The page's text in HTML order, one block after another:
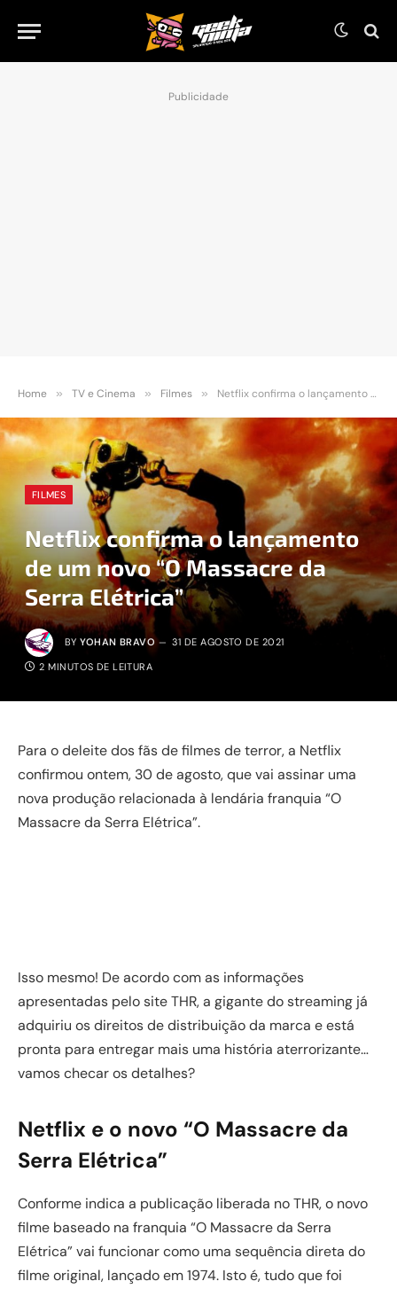
Publicidade
Home » TV e Cinema » Filmes » Netflix confirma o lançamento de um novo “O Massacre da Serra Elétrica”
FILMES
Netflix confirma o lançamento
de um novo “O Massacre da
Serra Elétrica”
BY YOHAN BRAVO 31 DE AGOSTO DE 2021
2 MINUTOS DE LEITURA
Para o deleite dos fãs de filmes de terror, a Netflix
confirmou ontem, 30 de agosto, que vai assinar uma
nova produção relacionada à lendária franquia “O
Massacre da Serra Elétrica”.
Isso mesmo! De acordo com as informações
apresentadas pelo site THR, a gigante do streaming já
adquiriu os direitos de distribuição da marca e está
pronta para entregar mais uma história aterrorizante…
vamos checar os detalhes?
Netflix e o novo “O Massacre da
Serra Elétrica”
Conforme indica a publicação liberada no THR, o novo
filme baseado na franquia “O Massacre da Serra
Elétrica” vai funcionar como uma sequência direta do
filme original, lançado em 1974. Isto é, tudo que foi